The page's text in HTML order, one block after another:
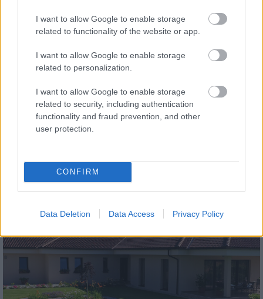
I want to allow Google to enable storage
related to functionality of the website or app.
I want to allow Google to enable storage
related to personalization.
I want to allow Google to enable storage
related to security, including authentication
functionality and fraud prevention, and other
user protection.
CONFIRM
Data Deletion Data Access Privacy Policy
tetőcserép